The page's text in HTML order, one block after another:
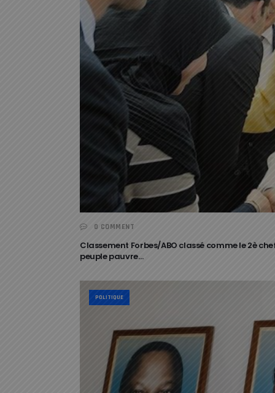
0 COMMENT
Classement Forbes/ABO classé comme le 2è
peuple pauvre…
POLITIQUE